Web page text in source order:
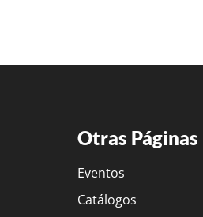
Otras Páginas
Eventos
Catálogos